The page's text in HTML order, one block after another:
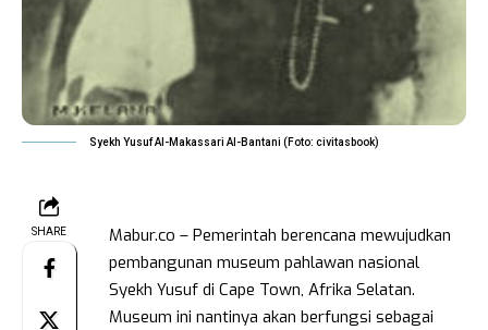
Syekh Yusuf Al-Makassari Al-Bantani (Foto: civitasbook)
SHARE
Mabur.co – Pemerintah berencana mewujudkan
pembangunan museum pahlawan nasional
Syekh Yusuf di Cape Town, Afrika Selatan.
Museum ini nantinya akan berfungsi sebagai